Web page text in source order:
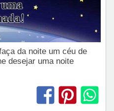
da noite um céu de
desejar uma noite